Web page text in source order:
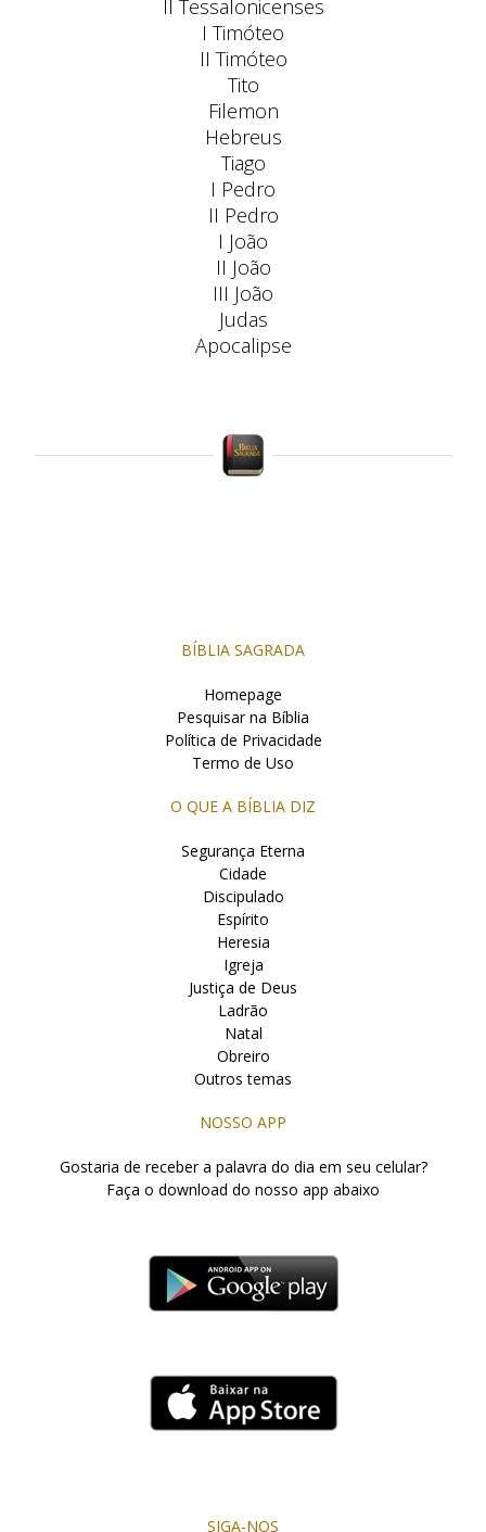
II Tessalonicenses
I Timóteo
II Timóteo
Tito
Filemon
Hebreus
Tiago
I Pedro
II Pedro
I João
II João
III João
Judas
Apocalipse
BÍBLIA SAGRADA
Homepage
Pesquisar na Bíblia
Política de Privacidade
Termo de Uso
O QUE A BÍBLIA DIZ
Segurança Eterna
Cidade
Discipulado
Espírito
Heresia
Igreja
Justiça de Deus
Ladrão
Natal
Obreiro
Outros temas
NOSSO APP
Gostaria de receber a palavra do dia em seu celular?
Faça o download do nosso app abaixo
SIGA-NOS